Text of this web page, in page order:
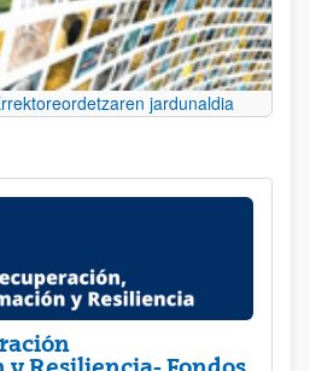
jardunaldia